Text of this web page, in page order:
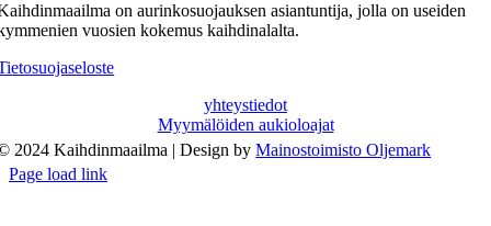
on aurinkosuojauksen asiantuntija, jolla on useiden
vuosien kokemus kaihdinalalta.
yhteystiedot
Myymälöiden aukioloajat
2024 Kaihdinmaailma | Design byMainostoimisto Oljemark
Page load link